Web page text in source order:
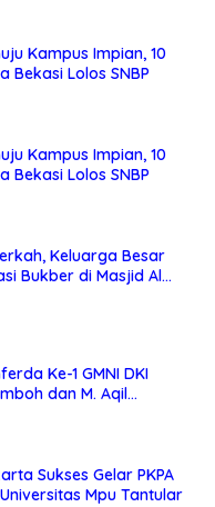
Kampus Impian, 10
Bekasi Lolos SNBP
Kampus Impian, 10
Bekasi Lolos SNBP
Keluarga Besar
Bukber di Masjid Al
Ke-1 GMNI DKI
dan M. Aqil
Sukses Gelar PKPA
Mpu Tantular